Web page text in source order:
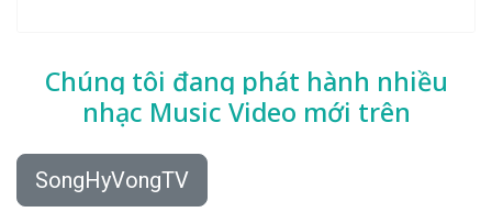
Chúng tôi đang phát hành nhiều
nhạc Music Video mới trên
SongHyVongTV